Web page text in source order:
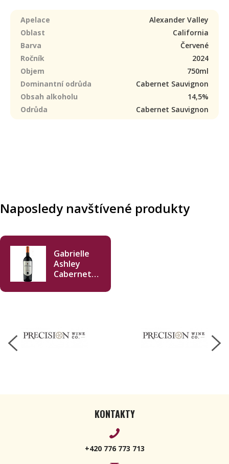
Apelace
Alexander Valley
Oblast
California
Barva
Červené
Ročník
2024
Objem
750ml
Dominantní odrůda
Cabernet Sauvignon
Obsah alkoholu
14,5%
Odrůda
Cabernet Sauvignon
Naposledy navštívené produkty
Gabrielle
Ashley
Cabernet
Alexander
KONTAKTY
+420 776 773 713